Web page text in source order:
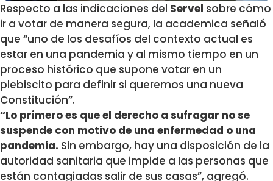
Respecto a las indicaciones del Servel sobre cómo
ir a votar de manera segura, la academica señaló
que “uno de los desafíos del contexto actual es
estar en una pandemia y al mismo tiempo en un
proceso histórico que supone votar en un
plebiscito para definir si queremos una nueva
Constitución”.
“Lo primero es que el derecho a sufragar no se
suspende con motivo de una enfermedad o una
pandemia. Sin embargo, hay una disposición de la
autoridad sanitaria que impide a las personas que
están contagiadas salir de sus casas”, agregó.